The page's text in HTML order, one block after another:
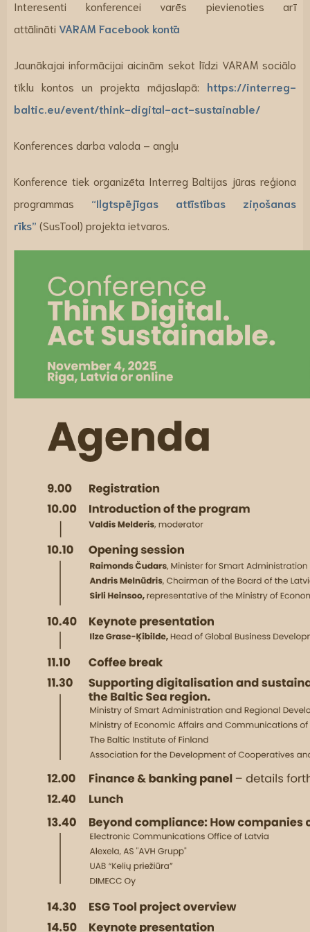
Interesenti konferencei varēs pievienoties arī
attālināti VARAM Facebook kontā
Jaunākajai informācijai aicinām sekot līdzi VARAM sociālo
tīklu kontos un projekta mājaslapā: https://interreg-
baltic.eu/event/think-digital-act-sustainable/
Konferences darba valoda – angļu
Konference tiek organizēta Interreg Baltijas jūras reģiona
programmas “Ilgtspējīgas attīstības ziņošanas
rīks” (SusTool) projekta ietvaros.